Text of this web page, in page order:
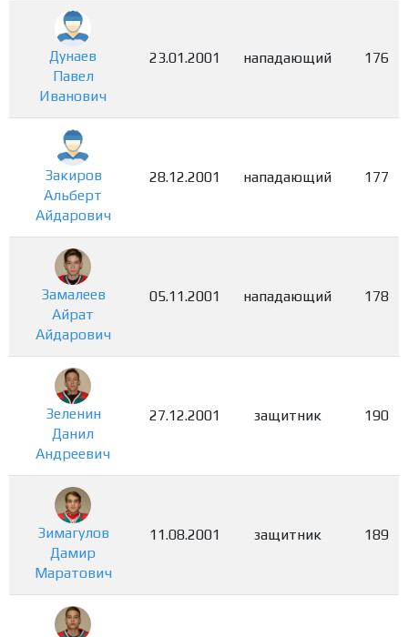
Дунаев
Павел
Иванович
23.01.2001 нападающий 176
Закиров
Альберт
Айдарович
28.12.2001 нападающий 177
Замалеев
Айрат
Айдарович
05.11.2001 нападающий 178
Зеленин
Данил
Андреевич
27.12.2001 защитник 190
Зимагулов
Дамир
Маратович
11.08.2001 защитник 189